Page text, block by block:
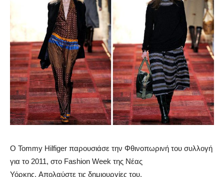
Ο Tommy Hilfiger παρουσιάσε την Φθινοπωρινή του συλλογή
για το 2011, στο Fashion Week της Νέας
Υόρκης. Απολαύστε τις δημιουργίες του.